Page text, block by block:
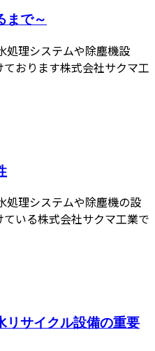
まで～
処理システムや除塵機設
おります株式会社サクマ工
処理システムや除塵機の設
いる株式会社サクマ工業で
リサイクル設備の重要